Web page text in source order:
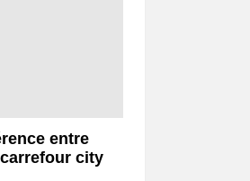
entre
city